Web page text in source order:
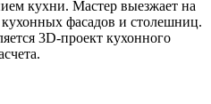
кухни. Мастер выезжает на
фасадов и столешниц.
3D-проект кухонного